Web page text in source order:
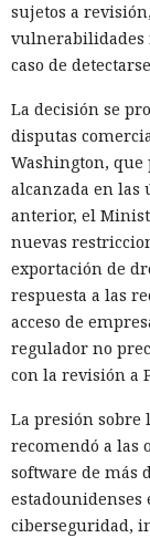
sujetos a
vulnerabilidades
caso de
La decisión se
disputas
Washington,
alcanzada en
anterior, el
nuevas
exportación de
respuesta a las
acceso de
regulador no
con la revisión a
La presión sobre
recomendó a las
software de más
estadounidenses
ciberseguridad,